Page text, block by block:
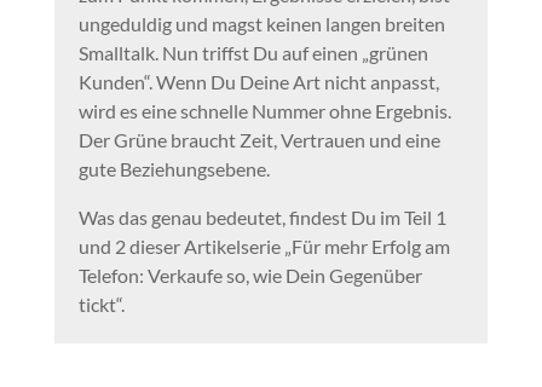
ungeduldig und magst keinen langen breiten
Smalltalk. Nun triffst Du auf einen „grünen
Kunden“. Wenn Du Deine Art nicht anpasst,
wird es eine schnelle Nummer ohne Ergebnis.
Der Grüne braucht Zeit, Vertrauen und eine
gute Beziehungsebene.
Was das genau bedeutet, findest Du im Teil 1
und 2 dieser Artikelserie „Für mehr Erfolg am
Telefon: Verkaufe so, wie Dein Gegenüber
tickt“.